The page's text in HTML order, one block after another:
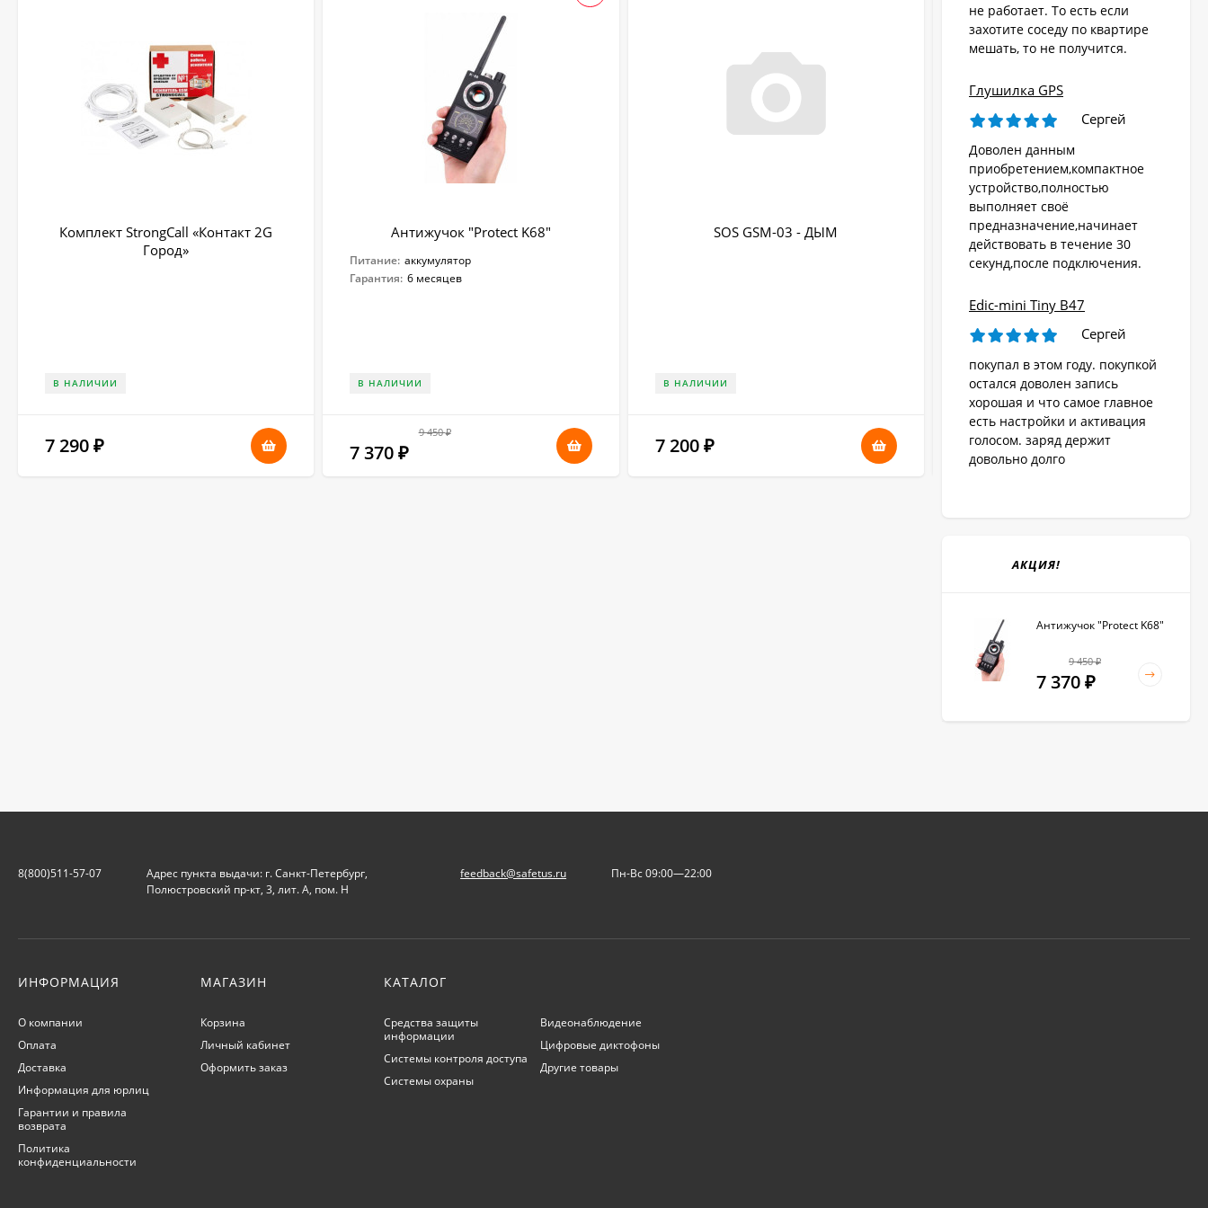
Комплект StrongCall «Контакт 2G
Город»
В НАЛИЧИИ
7 290 ₽
Антижучок "Protect K68"
Питание: аккумулятор
Гарантия: 6 месяцев
В НАЛИЧИИ
9 450₽
7 370₽
SOS GSM-03 - ДЫМ
В НАЛИЧИИ
7 200 ₽
Цифровой видеодомофон "HDcom S-
710T"
В НАЛИЧИИ
7 200₽
не работает. То есть если
захотите соседу по квартире
мешать, то не получится.
Глушилка GPS
Сергей
Доволен данным
приобретением,компактное
устройство,полностью
выполняет своё
предназначение,начинает
действовать в течение 30
секунд,после подключения.
Edic-mini Tiny B47
Сергей
покупал в этом году. покупкой
остался доволен запись
хорошая и что самое главное
есть настройки и активация
голосом. заряд держит
довольно долго
АКЦИЯ!
Антижучок "Protect K68"
9 450₽
7 370 ₽
8(800)511-57-07
Адрес пункта выдачи: г. Санкт-Петербург,
Полюстровский пр-кт, 3, лит. А, пом. Н
feedback@safetus.ru Пн-Вс 09:00—22:00
ИНФОРМАЦИЯ
О компании
Оплата
Доставка
Информация для юрлиц
Гарантии и правила
возврата
Политика
конфиденциальности
МАГАЗИН
Корзина
Личный кабинет
Оформить заказ
КАТАЛОГ
Средства защиты
информации
Системы контроля доступа
Системы охраны
Видеонаблюдение
Цифровые диктофоны
Другие товары